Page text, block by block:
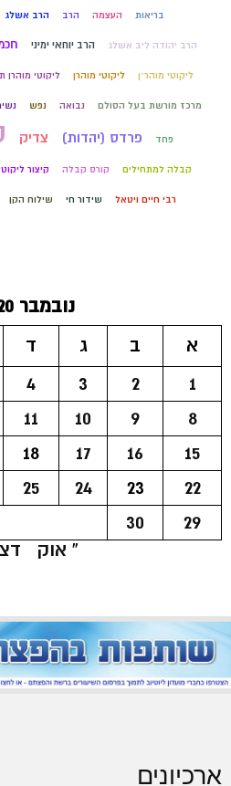
בריאות העצמה הרב הרב אשלג
הרב יהודה ליב אשלג הרב יוחאי ימיני
ליקוטי מוהר״ן ליקוטי מוהרן ליקוטי מוהרן
מרכז מורשת בעל הסולם נבואה נפש
פחד פרדס (יהדות) צדיק
קבלה למתחילים קורס קבלה קיצור
רבי חיים ויטאל שידור חי שילוח הקן
נובמבר 2020
א
ב ג ד
1
2
3
4
8
9
10
11
15
16
17
18
22
23
24
25
29
30
« אוק
ארכיונים